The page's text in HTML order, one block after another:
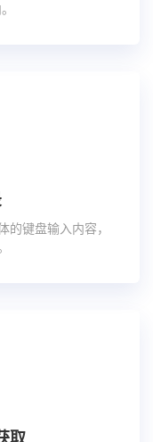
的键盘输入内容，
取